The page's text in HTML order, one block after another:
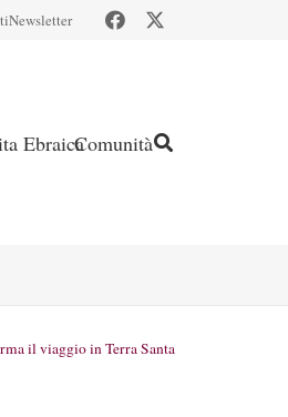
Newsletter
EbraicaComunità
il viaggio in Terra Santa